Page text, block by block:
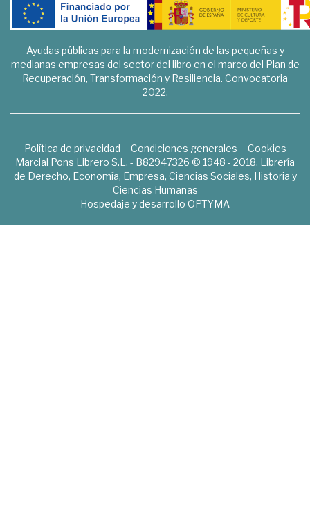
Ayudas públicas para la modernización de las pequeñas y
medianas empresas del sector del libro en el marco del Plan de
Recuperación, Transformación y Resiliencia. Convocatoria
2022.
Política de privacidad Condiciones generales
Cookies
Marcial Pons Librero S.L. - B82947326 © 1948 - 2018. Librería
de Derecho, Economía, Empresa, Ciencias Sociales, Historia y
Ciencias Humanas
Hospedaje y desarrollo OPTYMA